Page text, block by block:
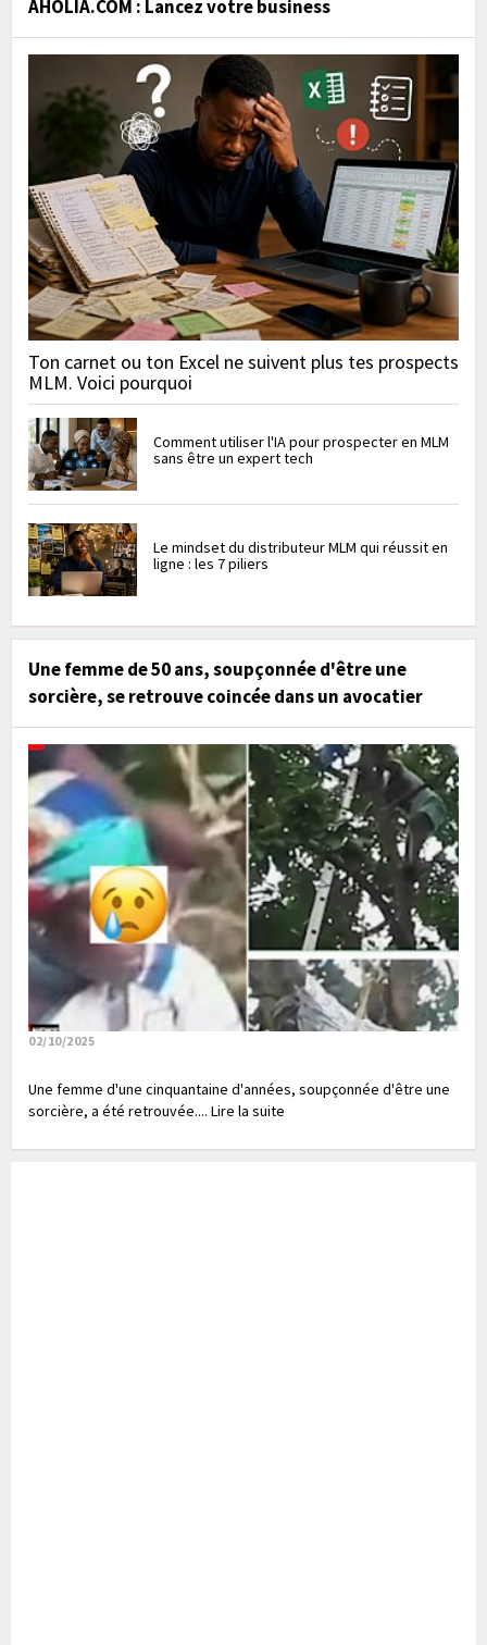
AHOLIA.COM : Lancez votre business
Ton carnet ou ton Excel ne suivent plus tes prospects
MLM. Voici pourquoi
Comment utiliser l'IA pour prospecter en MLM
sans être un expert tech
Le mindset du distributeur MLM qui réussit en
ligne : les 7 piliers
Une femme de 50 ans, soupçonnée d'être une
sorcière, se retrouve coincée dans un avocatier
02/10/2025
Une femme d'une cinquantaine d'années, soupçonnée d'être une
sorcière, a été retrouvée.... Lire la suite